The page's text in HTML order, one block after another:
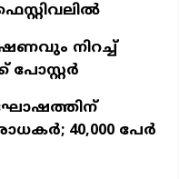
നിറച്ച്
പോസ്റ്റര്‍
40,000 പേര്‍